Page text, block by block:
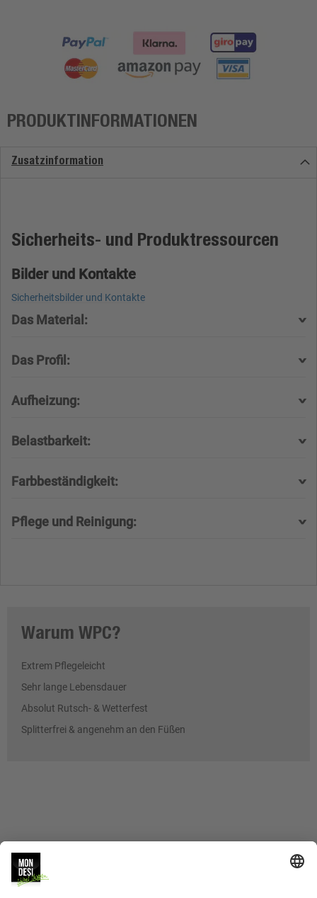
PRODUKTINFORMATIONEN
Zusatzinformation
Sicherheits- und Produktressourcen
Bilder und Kontakte
Sicherheitsbilder und Kontakte
Das Material:
Das Profil:
Aufheizung:
Belastbarkeit:
Farbbeständigkeit:
Pflege und Reinigung:
Warum WPC?
Extrem Pflegeleicht
Sehr lange Lebensdauer
Absolut Rutsch- & Wetterfest
Splitterfrei & angenehm an den Füßen